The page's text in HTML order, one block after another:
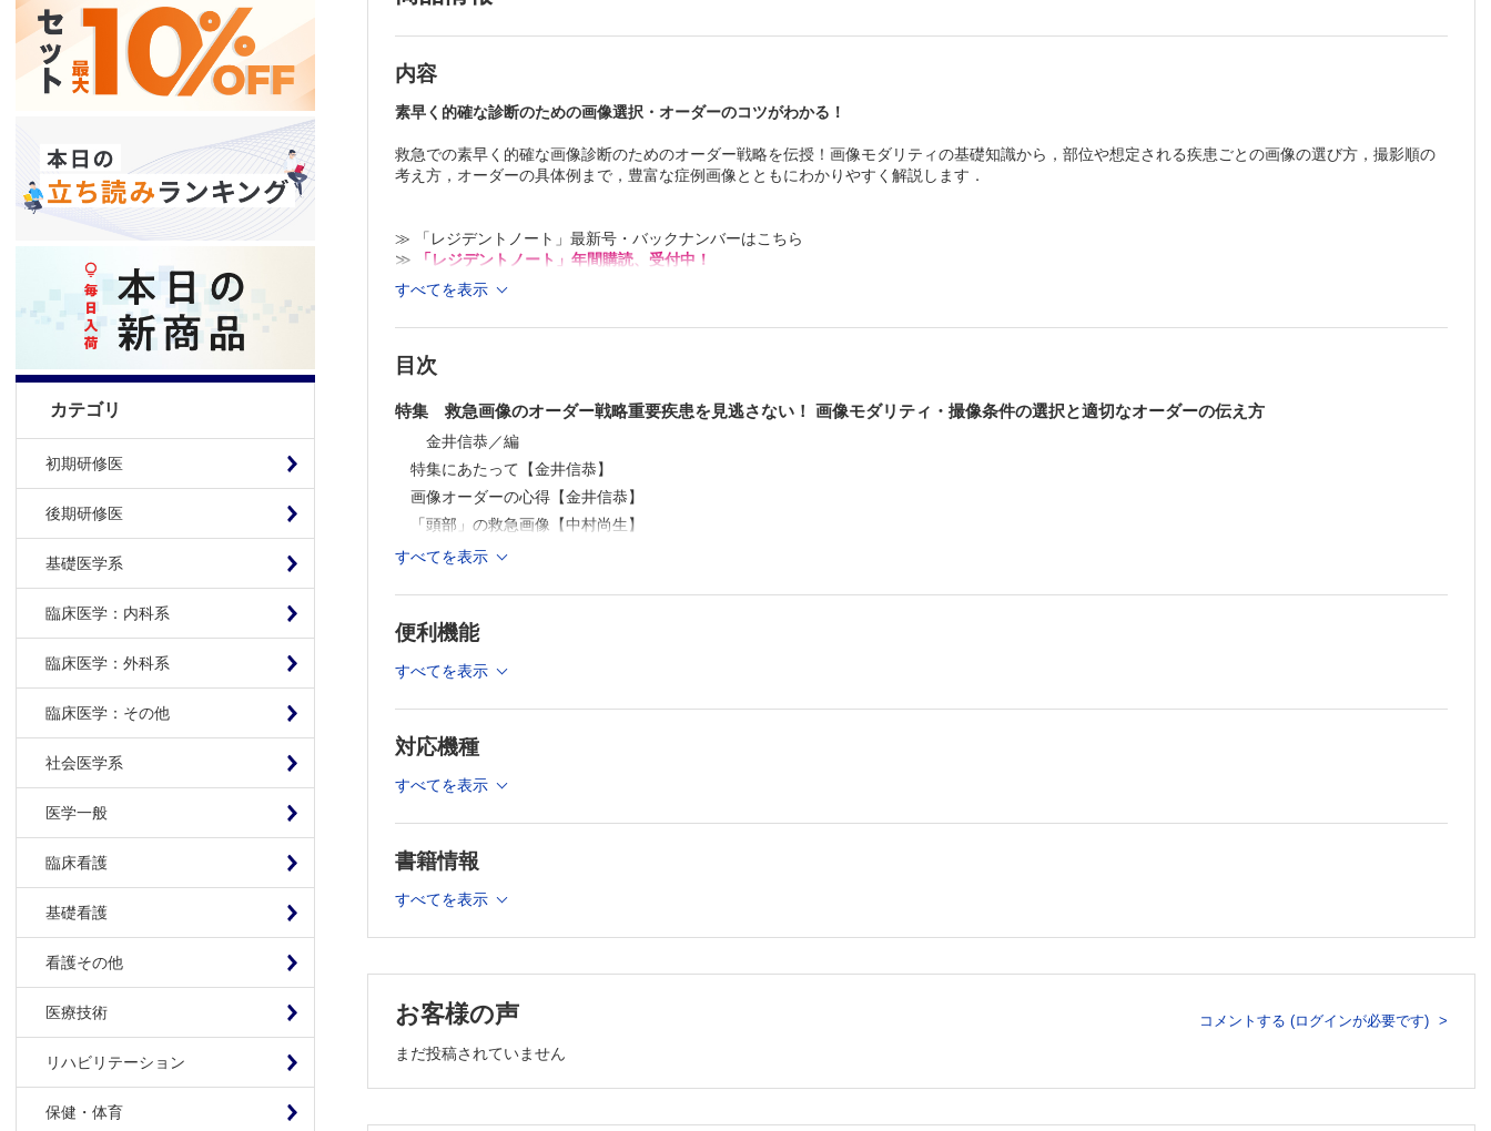
カテゴリ
初期研修医
後期研修医
基礎医学系
臨床医学：内科系
臨床医学：外科系
臨床医学：その他
社会医学系
医学一般
臨床看護
基礎看護
看護その他
医療技術
リハビリテーション
保健・体育
Step Beyond Resident
～頭痛を訴えるクマ【小栗太一】
内容
素早く的確な診断のための画像選択・オーダーのコツがわかる！
救急での素早く的確な画像診断のためのオーダー戦略を伝授！画像モダリティの基礎知識から，部位や想定される疾患ごとの画像の選び方，撮影順の
考え方，オーダーの具体例まで，豊富な症例画像とともにわかりやすく解説します．
≫ 「レジデントノート」最新号・バックナンバーはこちら
≫
「レジデントノート」年間購読、受付中！
※本製品はPCでの閲覧も可能です。
すべてを表示
目次
特集 救急画像のオーダー戦略重要疾患を見逃さない！ 画像モダリティ・撮像条件の選択と適切なオーダーの伝え方
金井信恭／編
特集にあたって【金井信恭】
画像オーダーの心得【金井信恭】
「頭部」の救急画像【中村尚生】
「頸部」の救急画像【金井信恭】
「腹部」の救急画像【原 敏将】
「婦人科/泌尿器科」の救急画像【原 敏将】
連載
実践！ 画像診断Q&A―このサインを見落とすな
臨床検査専門医がコッソリ教える…検査のTips！
第98回 医療DXと臨床検査【湯地晃一郎】
よく使う日常治療薬の正しい使い方
胃酸分泌抑制薬の使い方 ～一歩踏み込んだ理解をめざして【稲森正彦】
病棟業務がうまくまわる！ 医師と看護師のすてきな指示簿 診療看護師からひとこと
第2回 情報共有のしかた【小林達也】
こんなにも面白い医学の世界 からだのトリビア教えます
すべてを表示
便利機能
すべてを表示
対応機種
すべてを表示
書籍情報
すべてを表示
お客様の声 コメントする (ログインが必要です)
まだ投稿されていません